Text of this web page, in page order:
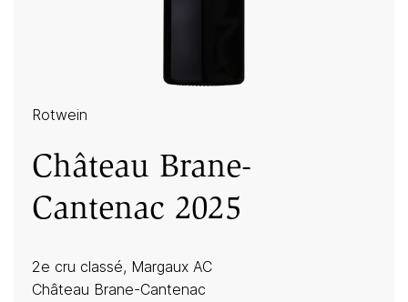
Rotwein
Château Brane-
Cantenac 2025
2e cru classé, Margaux AC
Château Brane-Cantenac